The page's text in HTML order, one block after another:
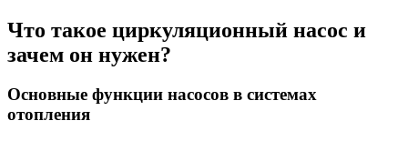
Что такое циркуляционный насос и
зачем он нужен?
Основные функции насосов в системах
отопления